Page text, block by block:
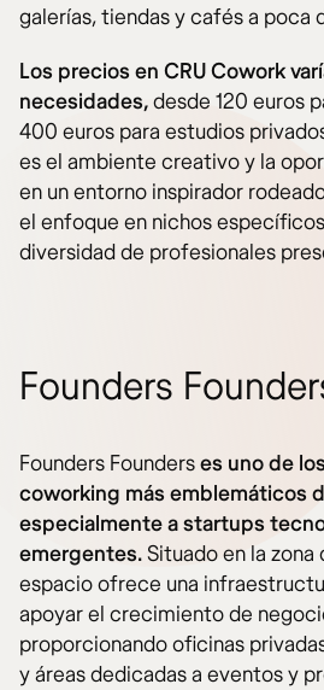
galerías, tiendas y cafés a poca
Los precios en CRU Cowork
necesidades,desde 120 euros
400 euros para estudios
es el ambiente creativo y la
en un entorno inspirador
el enfoque en nichos
diversidad de profesionales
Founders
Founders Founderses uno de
coworking más emblemáticos
especialmente a startups
emergentes.Situado en la zona
espacio ofrece una
apoyar el crecimiento de
proporcionando oficinas
y áreas dedicadas a eventos y